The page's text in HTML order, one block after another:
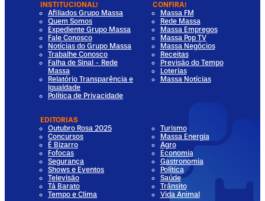
INSTITUCIONAL!
Afiliados Grupo Massa
Quem Somos
Expediente Grupo Massa
Fale Conosco
Notícias do Grupo Massa
Trabalhe Conosco
Falha de Sinal - Rede
Massa
Relatório Transparência e
Igualdade
Política de Privacidade
CONFIRA!
Massa FM
Rede Massa
Massa Empregos
Massa Pop TV
Massa Negócios
Receitas
Previsão do Tempo
Loterias
Massa Notícias
EDITORIAS
Outubro Rosa 2025
Concursos
É Bizarro
Fofocas
Segurança
Shows e Eventos
Televisão
Tá Barato
Tempo e Clima
Turismo
Massa Energia
Agro
Economia
Gastronomia
Política
Saúde
Trânsito
Vida Animal